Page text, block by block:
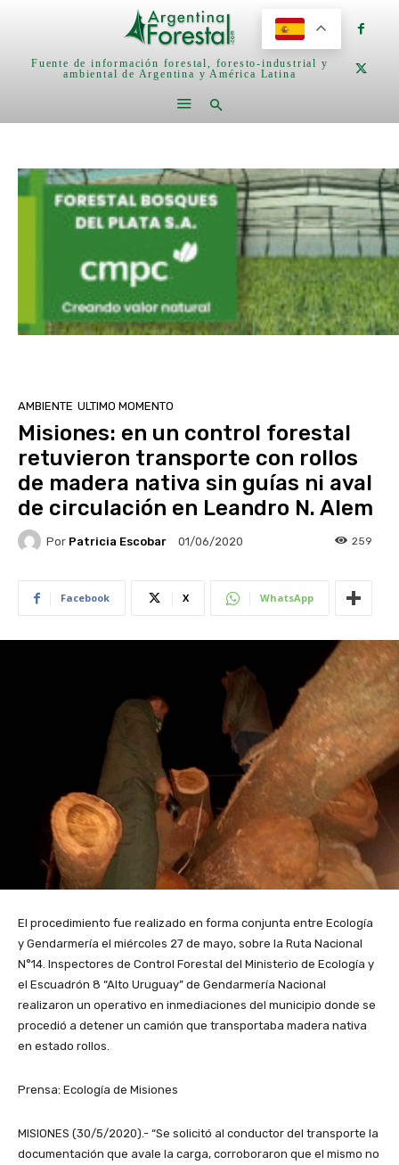
Fuente de información forestal, foresto-industrial y
ambiental de Argentina y América Latina
AMBIENTE ULTIMO MOMENTO
Misiones: en un control forestal
retuvieron transporte con rollos
de madera nativa sin guías ni aval
de circulación en Leandro N. Alem
Por Patricia Escobar 01/06/2020 259
Facebook X WhatsApp
El procedimiento fue realizado en forma conjunta entre Ecología
y Gendarmería el miércoles 27 de mayo, sobre la Ruta Nacional
N°14. Inspectores de Control Forestal del Ministerio de Ecología y
el Escuadrón 8 “Alto Uruguay” de Gendarmería Nacional
realizaron un operativo en inmediaciones del municipio donde se
procedió a detener un camión que transportaba madera nativa
en estado rollos.
Prensa: Ecología de Misiones
MISIONES (30/5/2020).- “Se solicitó al conductor del transporte la
documentación que avale la carga, corroboraron que el mismo no